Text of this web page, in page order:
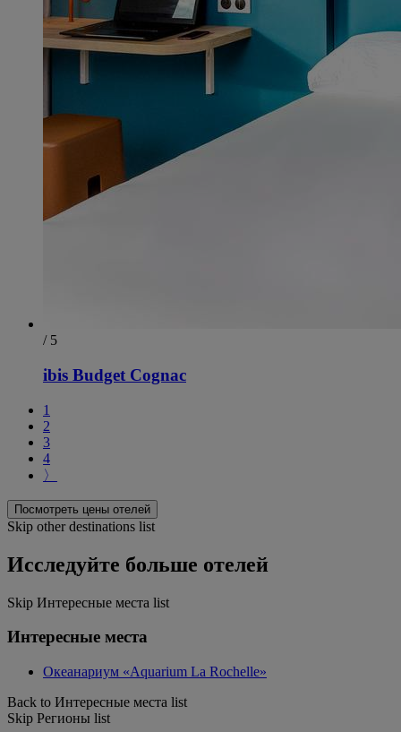
/ 5
ibis Budget Cognac
1
2
3
4
〉
Посмотреть цены отелей
Skip other destinations list
Исследуйте больше отелей
Skip Интересные места list
Интересные места
Океанариум «Aquarium La Rochelle»
Back to Интересные места list
Skip Регионы list